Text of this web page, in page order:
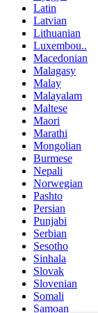
Latin
Latvian
Lithuanian
Luxembou..
Macedonian
Malagasy
Malay
Malayalam
Maltese
Maori
Marathi
Mongolian
Burmese
Nepali
Norwegian
Pashto
Persian
Punjabi
Serbian
Sesotho
Sinhala
Slovak
Slovenian
Somali
Samoan